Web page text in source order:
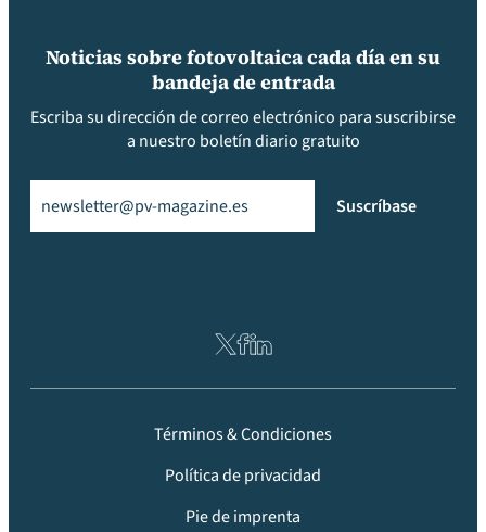
Noticias sobre fotovoltaica cada día en su
bandeja de entrada
Escriba su dirección de correo electrónico para suscribirse
a nuestro boletín diario gratuito
Suscríbase
Términos & Condiciones
Política de privacidad
Pie de imprenta